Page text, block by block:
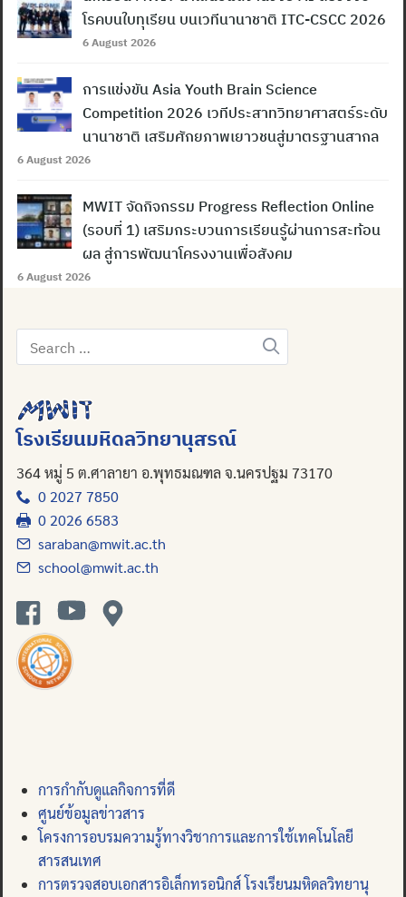
Search
for:
โรคบนใบทุเรียน บนเวทีนานาชาติ ITC-CSCC 2026
6 August 2026
การแข่งขัน Asia Youth Brain Science
Competition 2026 เวทีประสาทวิทยาศาสตร์ระดับ
นานาชาติ เสริมศักยภาพเยาวชนสู่มาตรฐานสากล
6 August 2026
MWIT จัดกิจกรรม Progress Reflection Online
(รอบที่ 1) เสริมกระบวนการเรียนรู้ผ่านการสะท้อน
ผล สู่การพัฒนาโครงงานเพื่อสังคม
6 August 2026
Search
for:
โรงเรียนมหิดลวิทยานุสรณ์
364 หมู่ 5 ต.ศาลายา อ.พุทธมณฑล จ.นครปฐม 73170
0 2027 7850
0 2026 6583
saraban@mwit.ac.th
school@mwit.ac.th
การกำกับดูแลกิจการที่ดี
ศูนย์ข้อมูลข่าวสาร
โครงการอบรมความรู้ทางวิชาการและการใช้เทคโนโลยี
สารสนเทศ
การตรวจสอบเอกสารอิเล็กทรอนิกส์ โรงเรียนมหิดลวิทยานุ